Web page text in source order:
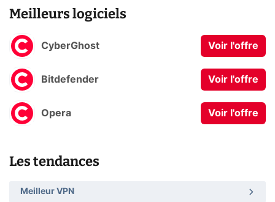
Meilleurs logiciels
CyberGhost Voir l'offre
Bitdefender Voir l'offre
Opera Voir l'offre
Les tendances
Meilleur VPN